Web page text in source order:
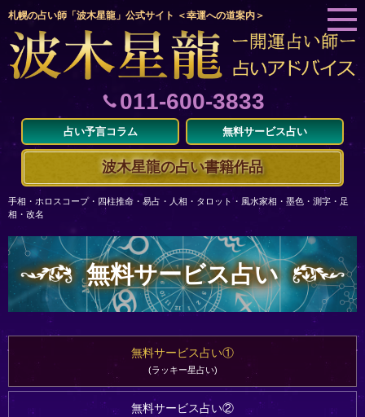
札幌の占い師「波木星龍」公式サイト ＜幸運への道案内＞
011-600-3833
占い予言コラム 無料サービス占い
波木星龍の占い書籍作品
手相・ホロスコープ・四柱推命・易占・人相・タロット・風水家相・墨色・測字・足
相・改名
無料サービス占い
無料サービス占い①
ラッキー星占い
無料サービス占い②